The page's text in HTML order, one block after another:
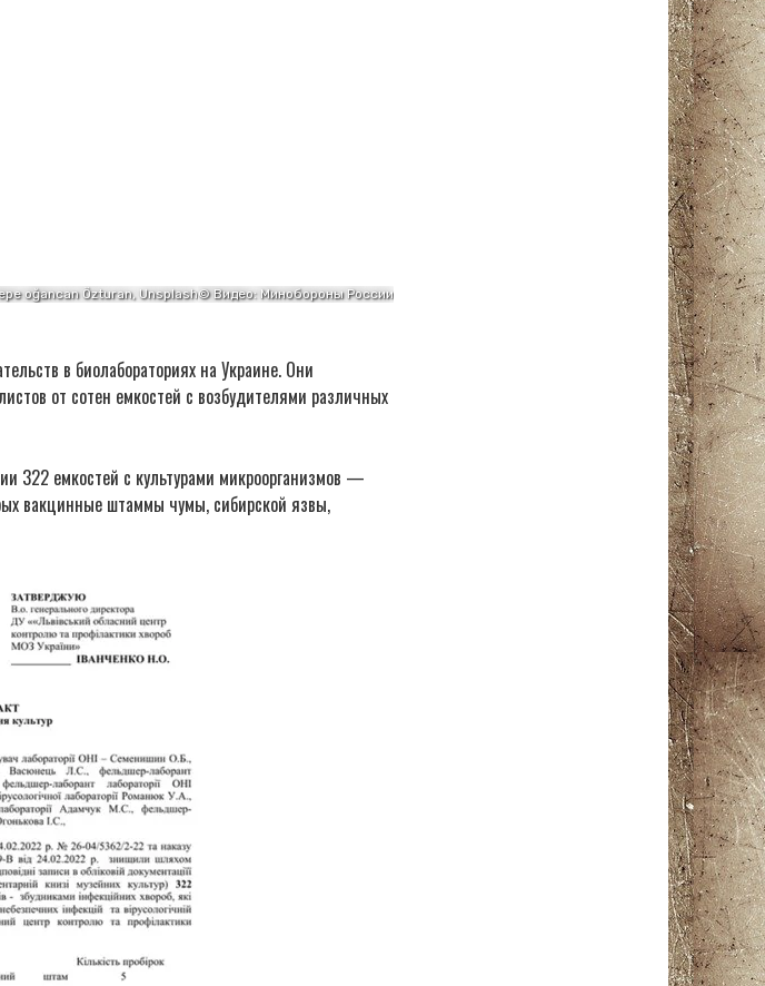
в биолабораториях на Украине. Они
от сотен емкостей с возбудителями различных
322 емкостей с культурами микроорганизмов —
вакцинные штаммы чумы, сибирской язвы,